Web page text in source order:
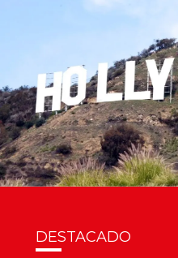
DESTACADO